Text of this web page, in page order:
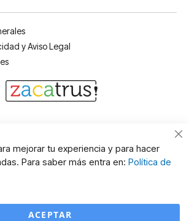
y Aviso Legal
mejorar tu experiencia y para hacer
Para saber más entra en: Política de
ACEPTAR